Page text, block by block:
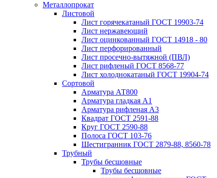
Металлопрокат
Листовой
Лист горячекатаный ГОСТ 19903-74
Лист нержавеющий
Лист оцинкованный ГОСТ 14918 - 80
Лист перфорированный
Лист просечно-вытяжной (ПВЛ)
Лист рифленый ГОСТ 8568-77
Лист холоднокатаный ГОСТ 19904-74
Сортовой
Арматура АТ800
Арматура гладкая А1
Арматура рифленая А3
Квадрат ГОСТ 2591-88
Круг ГОСТ 2590-88
Полоса ГОСТ 103-76
Шестигранник ГОСТ 2879-88, 8560-78
Трубный
Трубы бесшовные
Трубы бесшовные